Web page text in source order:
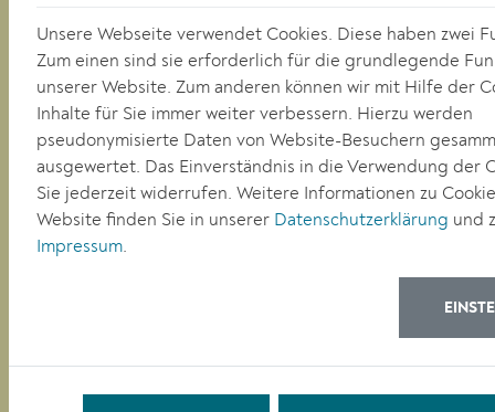
Tel. +43 (0)2732/801-0
Fax +43 (0)2732/801-90 269
E-mail:buergerservice@krems.gv.at
LEBEN
BAUEN/WIRTSCHAFT
BILDUNG
Parken in Krems
Unsere Webseite verwendet Cookies. Diese haben zwei
Zum einen sind sie erforderlich für die grundlegende
unserer Website. Zum anderen können wir mit Hilfe der
Inhalte für Sie immer weiter verbessern. Hierzu werden
pseudonymisierte Daten von Website-Besuchern
ausgewertet. Das Einverständnis in die Verwendung der
Sie jederzeit widerrufen. Weitere Informationen zu
Website finden Sie in unserer Datenschutzerklärung und
Impressum.